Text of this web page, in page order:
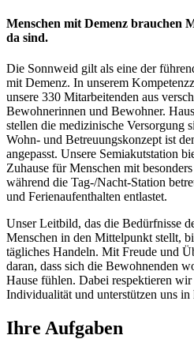
Menschen mit Demenz brauchen
da sind.
Die Sonnweid gilt als eine der
mit Demenz. In unserem
unsere 330 Mitarbeitenden aus
Bewohnerinnen und Bewohner.
stellen die medizinische Versorgung
Wohn- und Betreuungskonzept ist
angepasst. Unsere Semiakutstation
Zuhause für Menschen mit
während die Tag-/Nacht-Station
und Ferienaufenthalten entlastet.
Unser Leitbild, das die Bedürfnisse
Menschen in den Mittelpunkt stellt,
tägliches Handeln. Mit Freude und
daran, dass sich die Bewohnenden
Hause fühlen. Dabei respektieren
Individualität und unterstützen uns in
Ihre Aufgaben